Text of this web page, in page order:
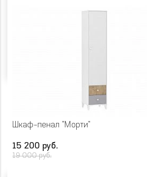
Шкаф-пенал "Морти"
15 200 руб.
19 000 руб.